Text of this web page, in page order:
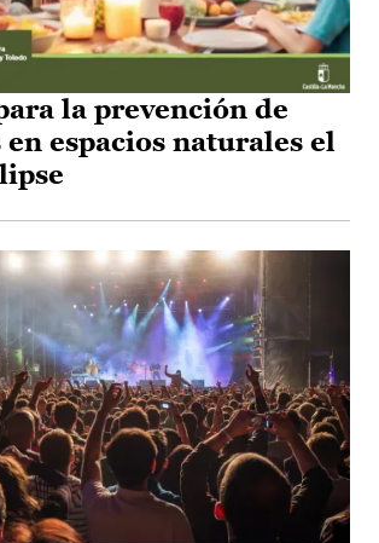
la prevención de
espacios naturales el